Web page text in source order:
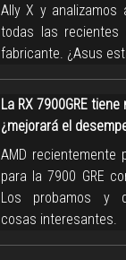
Ally X y analizamos
todas las recientes
fabricante. ¿Asus
La RX 7900GRE
¿mejorará el
AMD recientemente
para la 7900 GRE
Los probamos y
cosas interesantes.